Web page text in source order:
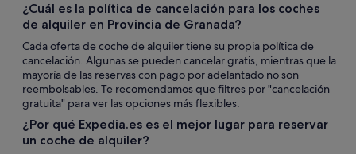
¿Cuál es la política de cancelación para los coches
de alquiler en Provincia de Granada?
Cada oferta de coche de alquiler tiene su propia política de
cancelación. Algunas se pueden cancelar gratis, mientras que la
mayoría de las reservas con pago por adelantado no son
reembolsables. Te recomendamos que filtres por "cancelación
gratuita" para ver las opciones más flexibles.
¿Por qué Expedia.es es el mejor lugar para reservar
un coche de alquiler?